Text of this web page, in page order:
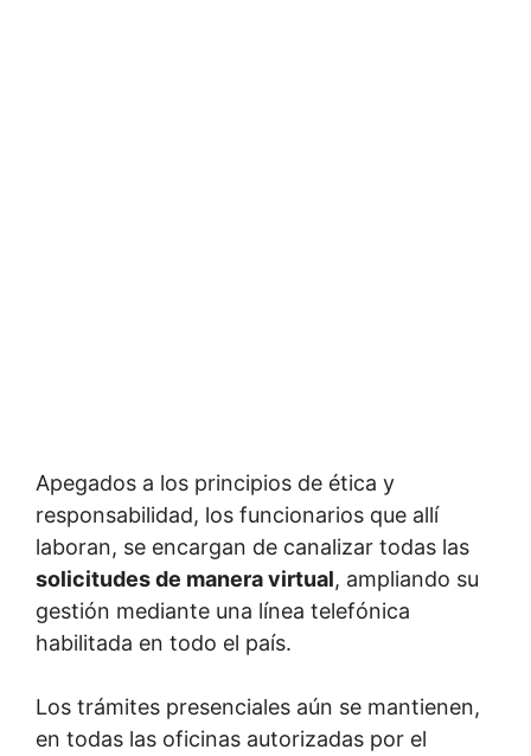
Apegados a los principios de ética y
responsabilidad, los funcionarios que allí
laboran, se encargan de canalizar todas las
solicitudes de manera virtual, ampliando su
gestión mediante una línea telefónica
habilitada en todo el país.
Los trámites presenciales aún se mantienen,
en todas las oficinas autorizadas por el